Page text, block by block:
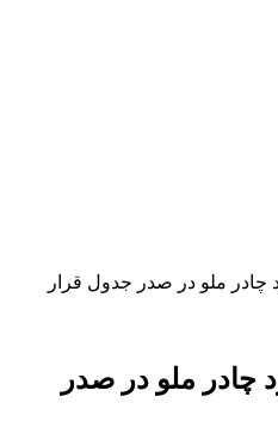
چادر ملو در صدر جدول قرار
چادر ملو در صدر